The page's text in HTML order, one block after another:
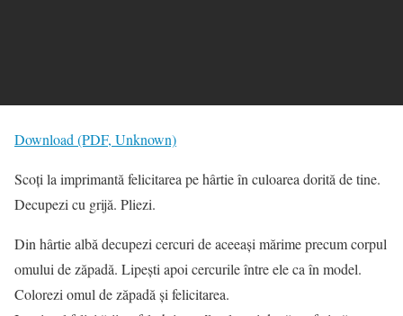
Download (PDF, Unknown)
Scoți la imprimantă felicitarea pe hârtie în culoarea dorită de tine.
Decupezi cu grijă. Pliezi.
Din hârtie albă decupezi cercuri de aceeași mărime precum corpul
omului de zăpadă. Lipești apoi cercurile între ele ca în model.
Colorezi omul de zăpadă și felicitarea.